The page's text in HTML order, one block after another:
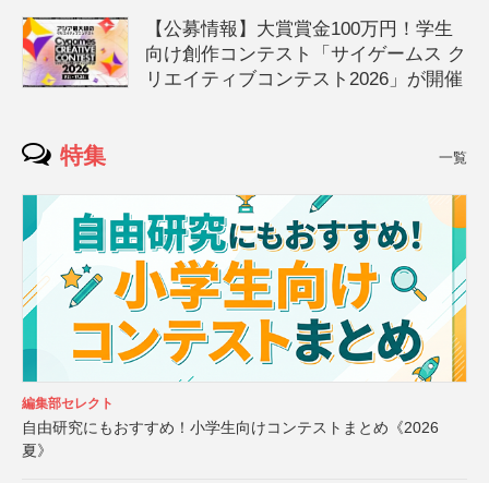
【公募情報】大賞賞金100万円！学生
向け創作コンテスト「サイゲームス ク
リエイティブコンテスト2026」が開催
特集 一覧
編集部セレクト
自由研究にもおすすめ！小学生向けコンテストまとめ《2026
夏》